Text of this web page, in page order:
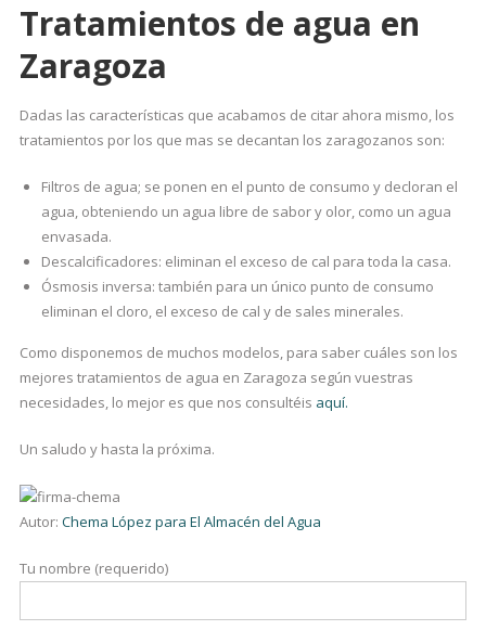
Tratamientos de agua en
Zaragoza
Dadas las características que acabamos de citar ahora mismo, los
tratamientos por los que mas se decantan los zaragozanos son:
Filtros de agua; se ponen en el punto de consumo y decloran el
agua, obteniendo un agua libre de sabor y olor, como un agua
envasada.
Descalcificadores: eliminan el exceso de cal para toda la casa.
Ósmosis inversa: también para un único punto de consumo
eliminan el cloro, el exceso de cal y de sales minerales.
Como disponemos de muchos modelos, para saber cuáles son los
mejores tratamientos de agua en Zaragoza según vuestras
necesidades, lo mejor es que nos consultéis aquí.
Un saludo y hasta la próxima.
Autor: Chema López para El Almacén del Agua
Tu nombre (requerido)